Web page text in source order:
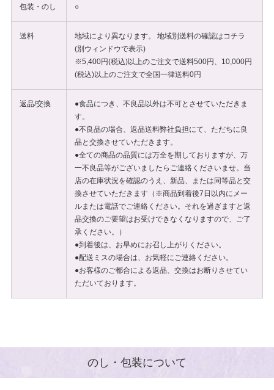
包装・のし ○
送料 地域により異なります。 地域別送料の確認はコチラ
(別ウィンドウで表示)
※5,400円(税込)以上のご注文で送料500円、10,000円
(税込)以上のご注文で全国一律送料0円
返品/交換
●食品につき、不良品以外は不可とさせていただきま
す。
●不良品の場合、返品送料弊社負担にて、ただちに良
品と交換させていただきます。
●全ての商品の品質には万全を期しておりますが、万
一不良品等がございましたらご連絡くださいませ。当
店の在庫状況を確認のうえ、新品、または同等品と交
換させていただきます（※商品到着後7日以内にメー
ルまたは電話でご連絡ください。それを過ぎますと返
品交換のご要望はお受けできなくなりますので、ご了
承ください。）
●到着後は、お早めにお召し上がりください。
●配送ミスの場合は、お気軽にご連絡ください。
●お客様のご都合による返品、交換はお断りさせてい
ただいております。
のし・包装について